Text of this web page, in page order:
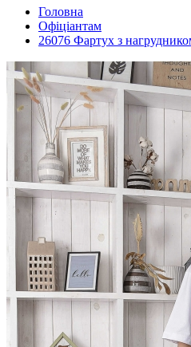
Головна
Офіціантам
26076 Фартух з